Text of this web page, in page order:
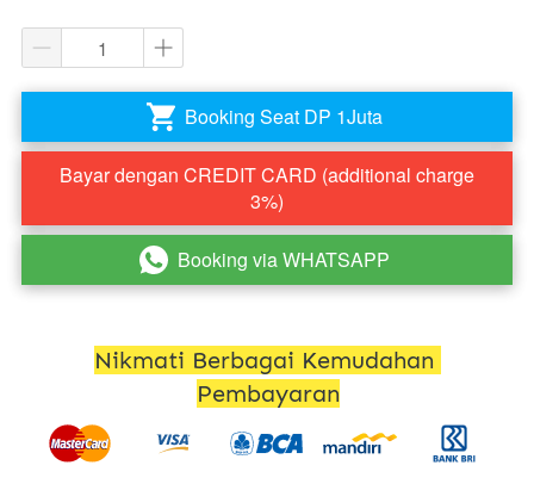
` Booking Seat DP 1Juta
Bayar dengan CREDIT CARD (additional charge
3%)
` Booking via WHATSAPP
Nikmati Berbagai Kemudahan
Pembayaran